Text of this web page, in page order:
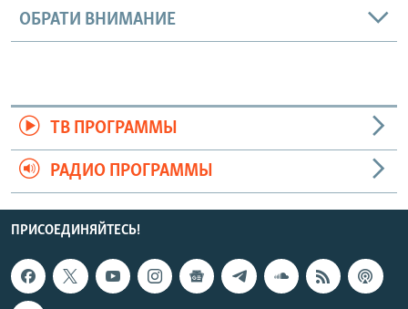
ОБРАТИ ВНИМАНИЕ
ТВ ПРОГРАММЫ
РАДИО ПРОГРАММЫ
ПРИСОЕДИНЯЙТЕСЬ!